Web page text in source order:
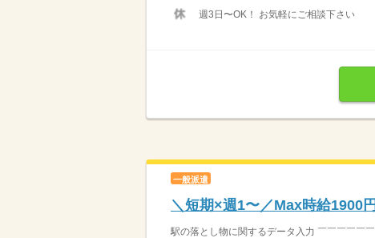
週3日〜OK！ お気軽にご相談下さい
一般派遣
＼短期×週1〜／Max時給1900
駅の落とし物に関するデータ入力 ￣￣￣￣￣